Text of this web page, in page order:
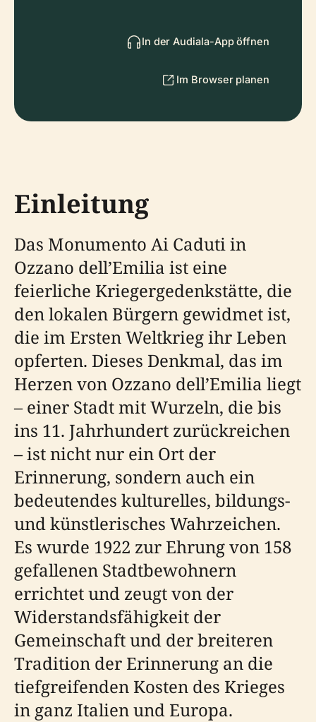
In der Audiala-App öffnen
Im Browser planen
Einleitung
Das Monumento Ai Caduti in
Ozzano dell’Emilia ist eine
feierliche Kriegergedenkstätte, die
den lokalen Bürgern gewidmet ist,
die im Ersten Weltkrieg ihr Leben
opferten. Dieses Denkmal, das im
Herzen von Ozzano dell’Emilia liegt
– einer Stadt mit Wurzeln, die bis
ins 11. Jahrhundert zurückreichen
– ist nicht nur ein Ort der
Erinnerung, sondern auch ein
bedeutendes kulturelles, bildungs-
und künstlerisches Wahrzeichen.
Es wurde 1922 zur Ehrung von 158
gefallenen Stadtbewohnern
errichtet und zeugt von der
Widerstandsfähigkeit der
Gemeinschaft und der breiteren
Tradition der Erinnerung an die
tiefgreifenden Kosten des Krieges
in ganz Italien und Europa.